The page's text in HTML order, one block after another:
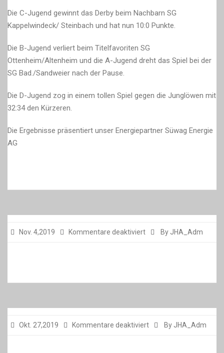
Die C-Jugend gewinnt das Derby beim Nachbarn SG
Kappelwindeck/ Steinbach und hat nun 10:0 Punkte.
Die B-Jugend verliert beim Titelfavoriten SG
Ottenheim/Altenheim und die A-Jugend dreht das Spiel bei der
SG Bad./Sandweier nach der Pause.
Die D-Jugend zog in einem tollen Spiel gegen die Junglöwen mit
32:34 den Kürzeren.
Die Ergebnisse präsentiert unser Energiepartner Süwag Energie
AG
Nov. 4,2019 Kommentare deaktiviertfür By JHA_Adm
Okt. 27,2019 Kommentare deaktiviertfür By JHA_Adm